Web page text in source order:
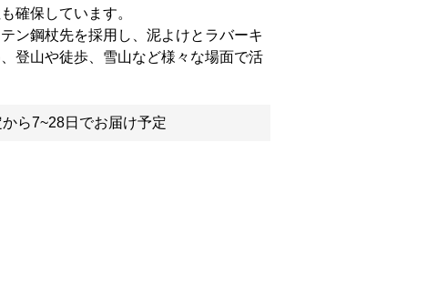
確保しています。
ン鋼杖先を採用し、泥よけとラバーキ
登山や徒歩、雪山など様々な場面で活
ら7~28日でお届け予定